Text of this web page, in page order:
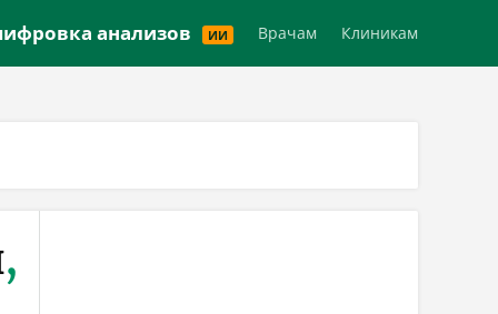
анализов ИИ Врачам Клиникам
,